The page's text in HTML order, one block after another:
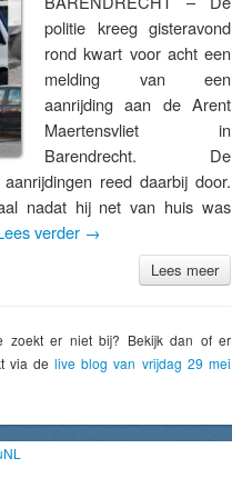
politie kreeg gisteravond
rond kwart voor acht een
melding van een
aanrijding aan de Arent
Maertensvliet in
Barendrecht. De
reed daarbij door.
nadat hij net van huis was
verder →
Lees meer
zoekt er niet bij? Bekijk dan of er
via delive blog van vrijdag 29 mei